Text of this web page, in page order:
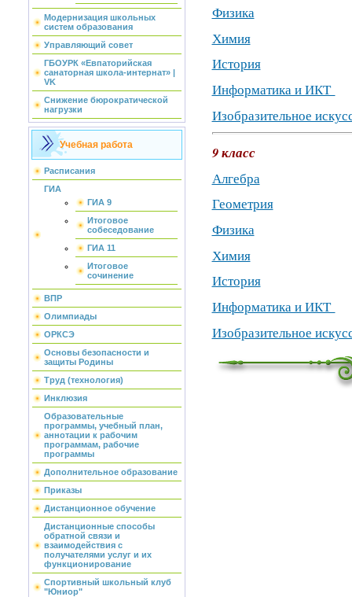
Модернизация школьных
систем образования
Управляющий совет
ГБОУРК «Евпаторийская
санаторная школа-интернат» |
VK
Снижение бюрократической
нагрузки
Учебная работа
Расписания
ГИА
ГИА 9
Итоговое
собеседование
ГИА 11
Итоговое
сочинение
ВПР
Олимпиады
ОРКСЭ
Основы безопасности и
защиты Родины
Труд (технология)
Инклюзия
Образовательные
программы, учебный план,
аннотации к рабочим
программам, рабочие
программы
Дополнительное образование
Приказы
Дистанционное обучение
Дистанционные способы
обратной связи и
взаимодействия с
получателями услуг и их
функционирование
Спортивный школьный клуб
"Юниор"
Физика
Химия
​​​​​​​История
Информатика и ИКТ
Изобразительное
9 класс
Алгебра
Геометрия
Физика
Химия
​​​​​​​История
Информатика и ИКТ
Изобразительное